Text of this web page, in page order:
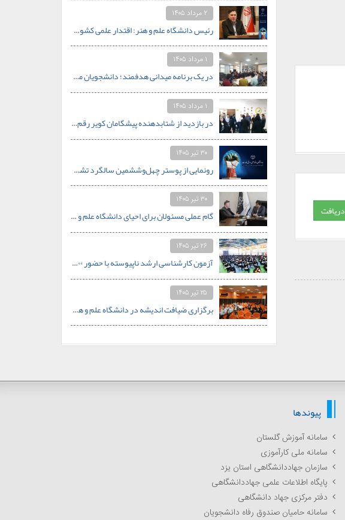
دریافت
۲ مرداد ۱۴۰۵
رئیس دانشگاه علم و هنر: اقتدار علمی کشور با تکیه بر جوانان و خودباوری محقق خواهد شد.
۱ مرداد ۱۴۰۵
در یک برنامه میدانی هدفمند؛ دانشجویان مهندسی دانشگاه علم و هنر از قلب صنعت کاشی یزد بازدید کردند
۱ مرداد ۱۴۰۵
در بازدید از شتابدهنده پیشگامان کویر رقم خورد: همنشینی اساتید دانشگاه علم و هنر با محور استارتاپی
۳۰ تیر ۱۴۰۵
رونمایی از پوستر چهل‌وششمین سالگرد تشکیل جهاددانشگاهی با شعار «جهاددانشگاهی؛ اقتدار علمی در افق مقاومت»
۳۰ تیر ۱۴۰۵
گام عملی مسئولان برای احیای دانشگاه علم و هنر اردکان؛ از نیازسنجی رشته‌های جدید تا تأمین بودجه
۲۶ تیر ۱۴۰۵
آزمون کارشناسی ارشد ناپیوسته با حضور ۵۰۰ داوطلب در دانشگاه علم و هنر برگزار شد
۲۵ تیر ۱۴۰۵
برگزاری ضیافت اندیشه در دانشگاه علم و هنر؛ از اعجاز علمی قرآن تا نظام سلوکی در خانواده
پیوندها
سامانه آموزش گلستان
سامانه ملی کارآموزی
سازمان جهاددانشگاهی استان یزد
پایگاه اطلاعات علمی جهاددانشگاهی
دفتر مرکزی جهاد دانشگاهی
سامانه حامیان صندوق رفاه دانشجویان